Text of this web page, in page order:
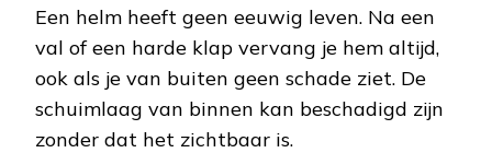
Een helm heeft geen eeuwig leven. Na een
val of een harde klap vervang je hem altijd,
ook als je van buiten geen schade ziet. De
schuimlaag van binnen kan beschadigd zijn
zonder dat het zichtbaar is.